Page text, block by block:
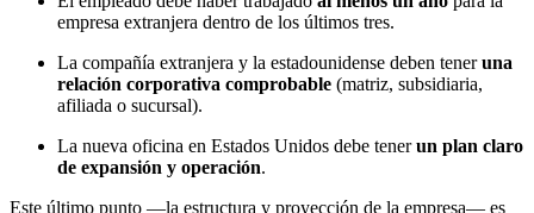
empresa extranjera dentro de los últimos tres.
La compañía extranjera y la estadounidense deben teneruna
relación corporativa comprobable (matriz, subsidiaria,
afiliada o sucursal).
La nueva oficina en Estados Unidos debe tenerun plan claro
de expansión y operación.
Este último punto —la estructura y proyección de la empresa— es